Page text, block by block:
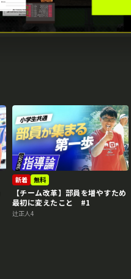
新着 無料
【チーム改革】部員を増やすため
最初に変えたこと #1
辻正人4